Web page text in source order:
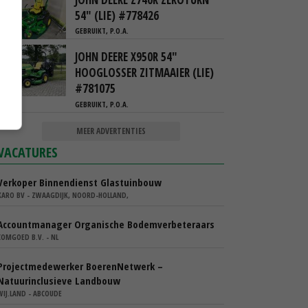
54" (LIE) #778426
GEBRUIKT, P.O.A.
JOHN DEERE X950R 54"
HOOGLOSSER ZITMAAIER (LIE)
#781075
GEBRUIKT, P.O.A.
MEER ADVERTENTIES
Binnendienst Glastuinbouw
BV - ZWAAGDIJK, NOORD-HOLLAND,
Organische Bodemverbeteraars
B.V. - NL
BoerenNetwerk –
Landbouw
- ABCOUDE